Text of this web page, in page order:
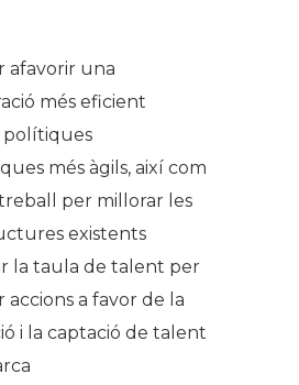
afavorir una
més eficient
polítiques
més àgils, així com
per millorar les
existents
la taula de talent per
accions a favor de la
i la captació de talent